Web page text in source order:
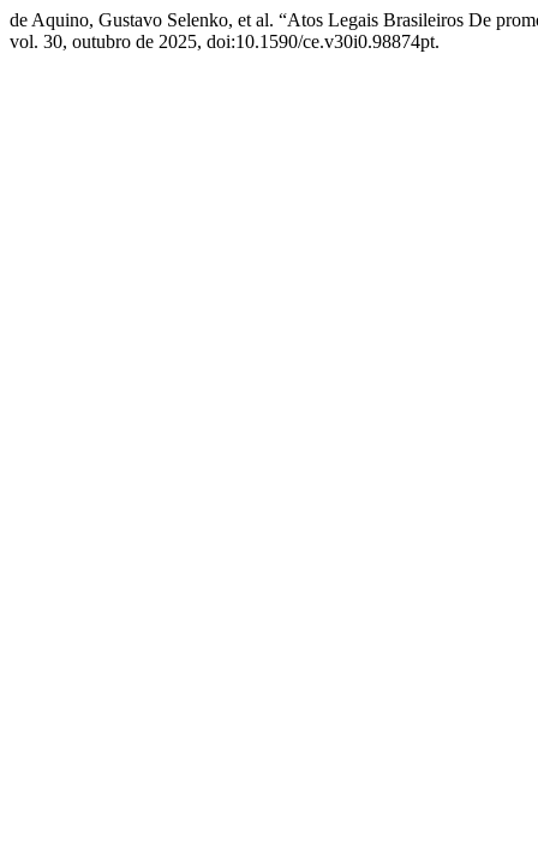
de Aquino, Gustavo Selenko, et al. “Atos Legais Brasileiros De
vol. 30, outubro de 2025, doi:10.1590/ce.v30i0.98874pt.